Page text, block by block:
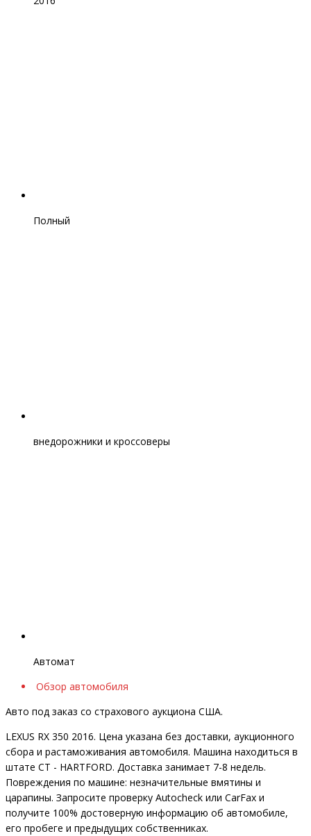
Полный
внедорожники и кроссоверы
Автомат
Обзор автомобиля
Авто под заказ со страхового аукциона США.
LEXUS RX 350 2016. Цена указана без доставки, аукционного
сбора и растаможивания автомобиля. Машина находиться в
штате CT - HARTFORD. Доставка занимает 7-8 недель.
Повреждения по машине: незначительные вмятины и
царапины. Запросите проверку Autocheck или CarFax и
получите 100% достоверную информацию об автомобиле,
его пробеге и предыдущих собственниках.